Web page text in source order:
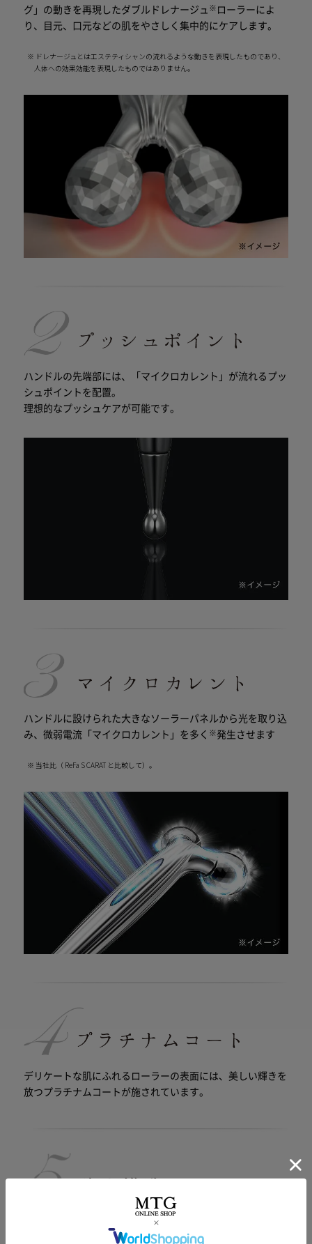
グ」の動きを再現したダブルドレナージュ ※ ローラーによ
り、目元、口元などの肌をやさしく集中的にケアします。
※ ドレナージュとはエステティシャンの流れるような動きを表現したものであり、
人体への効果効能を表現したものではありません。
ハンドルの先端部には、「マイクロカレント」が流れるプッ
シュポイントを配置。
理想的なプッシュケアが可能です。
ハンドルに設けられた大きなソーラーパネルから光を取り込
み、微弱電流「マイクロカレント」を多く ※発生させます
※ 当社比（ ReFa S CARAT と比較して）。
デリケートな肌にふれるローラーの表面には、美しい輝きを
放つプラチナムコートが施されています。
JIS基準 （IPX7相当） をクリアした防水仕様。バスタブ内で
もお使いいただけます。